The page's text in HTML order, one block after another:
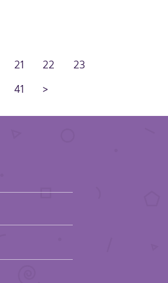
21 22
23
41 >